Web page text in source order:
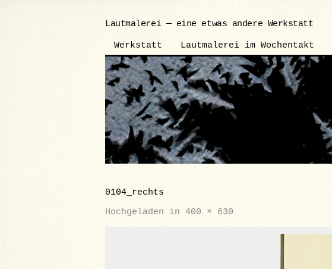
Lautmalerei — eine etwas andere Werkstatt
Werkstatt Lautmalerei im Wochentakt
0104_rechts
Hochgeladen in 400 × 630